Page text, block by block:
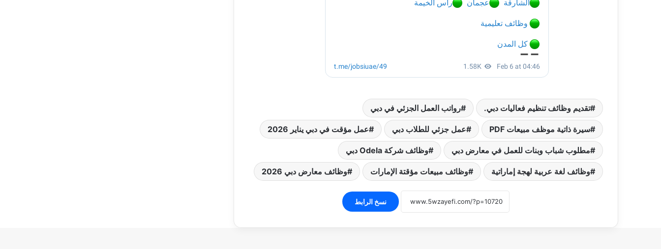
تقديم وظائف تنظيم فعاليات دبي. رواتب العمل الجزئي في دبي
سيرة ذاتية موظف مبيعات PDF عمل جزئي للطلاب دبي عمل مؤقت في دبي يناير 2026
مطلوب شباب وبنات للعمل في معارض دبي وظائف شركة Odela دبي
وظائف لغة عربية لهجة إماراتية وظائف مبيعات مؤقتة الإمارات وظائف معارض دبي 2026
نسخ الرابط